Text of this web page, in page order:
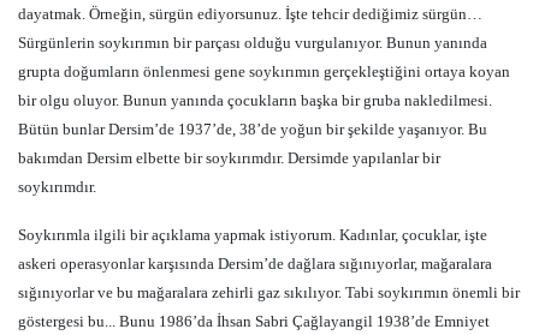
dayatmak. Örneğin, sürgün ediyorsunuz. İşte tehcir dediğimiz sürgün…
Sürgünlerin soykırımın bir parçası olduğu vurgulanıyor. Bunun yanında
grupta doğumların önlenmesi gene soykırımın gerçekleştiğini ortaya koyan
bir olgu oluyor. Bunun yanında çocukların başka bir gruba nakledilmesi.
Bütün bunlar Dersim’de 1937’de, 38’de yoğun bir şekilde yaşanıyor. Bu
bakımdan Dersim elbette bir soykırımdır. Dersimde yapılanlar bir
soykırımdır.
Soykırımla ilgili bir açıklama yapmak istiyorum. Kadınlar, çocuklar, işte
askeri operasyonlar karşısında Dersim’de dağlara sığınıyorlar, mağaralara
sığınıyorlar ve bu mağaralara zehirli gaz sıkılıyor. Tabi soykırımın önemli bir
göstergesi bu... Bunu 1986’da İhsan Sabri Çağlayangil 1938’de Emniyet